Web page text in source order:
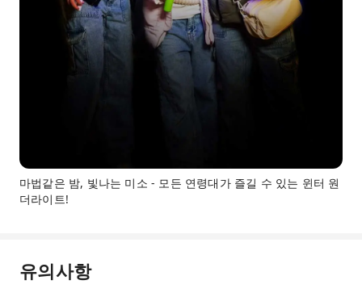
마법같은 밤, 빛나는 미소 - 모든 연령대가 즐길 수 있는 윈터 원
더라이트!
유의사항